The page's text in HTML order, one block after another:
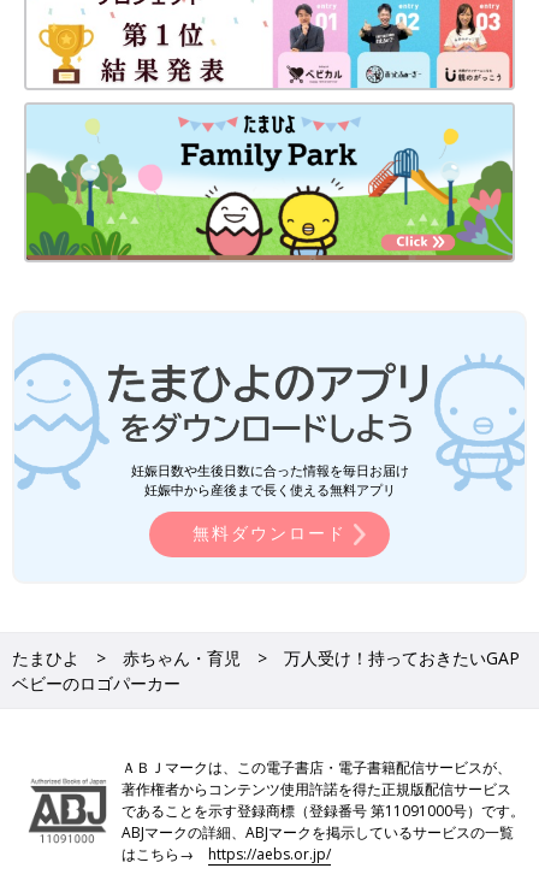
妊娠日数や生後日数に合った情報を毎日お届け
妊娠中から産後まで長く使える無料アプリ
無料ダウンロード
たまひよ 赤ちゃん・育児
万人受け！持っておきたいGAP
ベビーのロゴパーカー
ＡＢＪマークは、この電子書店・電子書籍配信サービスが、
著作権者からコンテンツ使用許諾を得た正規版配信サービス
であることを示す登録商標（登録番号 第11091000号）です。
ABJマークの詳細、ABJマークを掲示しているサービスの一覧
はこちら→https://aebs.or.jp/